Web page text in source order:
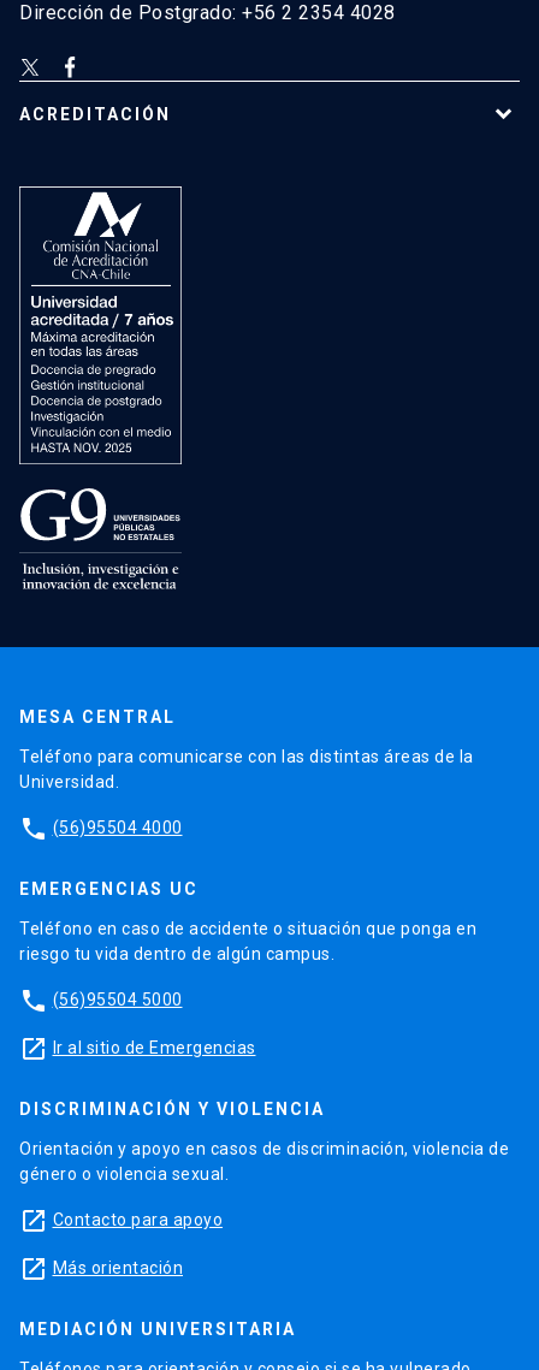
Dirección de Postgrado: +56 2 2354 4028
ACREDITACIÓN
MESA CENTRAL
Teléfono para comunicarse con las distintas áreas de la
Universidad.
phone (56)95504 4000
EMERGENCIAS UC
Teléfono en caso de accidente o situación que ponga en
riesgo tu vida dentro de algún campus.
phone (56)95504 5000
launch Ir al sitio de Emergencias
DISCRIMINACIÓN Y VIOLENCIA
Orientación y apoyo en casos de discriminación, violencia de
género o violencia sexual.
launch Contacto para apoyo
launch Más orientación
MEDIACIÓN UNIVERSITARIA